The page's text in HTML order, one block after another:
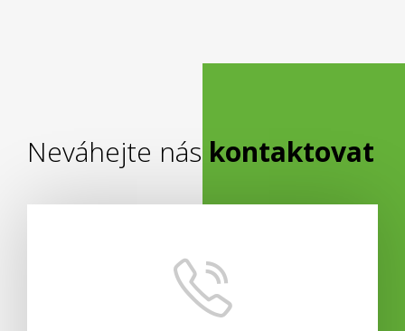
Neváhejte nás kontaktovat